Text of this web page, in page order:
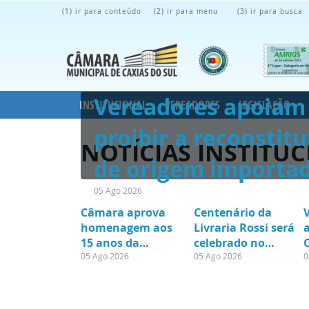
(1) ir para conteúdo (2) ir para menu (3) ir para busca
INSTITUCIONAL VEREADORES LEGISLAÇÃO
NOTÍCIAS
Vereadores
proibir a
de origem
05 Ago 2026
Câmara aprova
homenagem aos
15 anos da
Conquistas
05 Ago 2026
Centenário da
Livraria Rossi será
celebrado no
Legislativo
05 Ago 2026